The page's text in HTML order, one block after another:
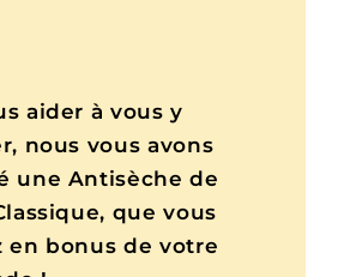
aider à vous y
nous vous avons
une Antisèche de
que vous
en bonus de votre